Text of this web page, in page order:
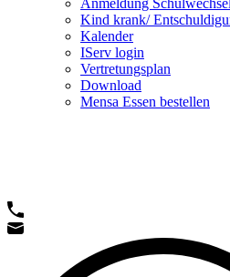
Anmeldung
Kind krank/
Kalender
IServ login
Vertretungsplan
Download
Mensa Essen bestellen